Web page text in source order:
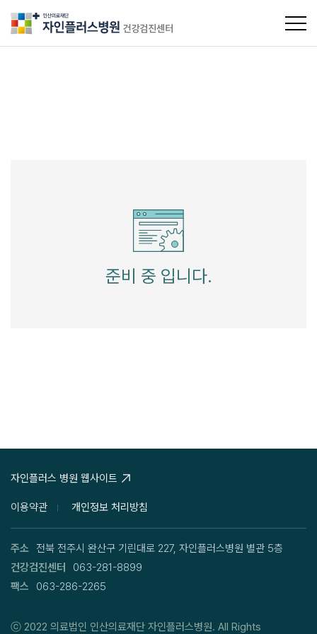
로그인
준비 중 입니다.
이용약관 개인정보 처리방침
자인플러스 병원 웹사이트
주소
전북 전주시 완산구 기린대로 227, 자인플러스병원 별관 5층
건강검진센터
063-281-8899
팩스
063-286-2265
ⓒ 2022 의료법인 인산의료재단 자인플러스병원. All Rights